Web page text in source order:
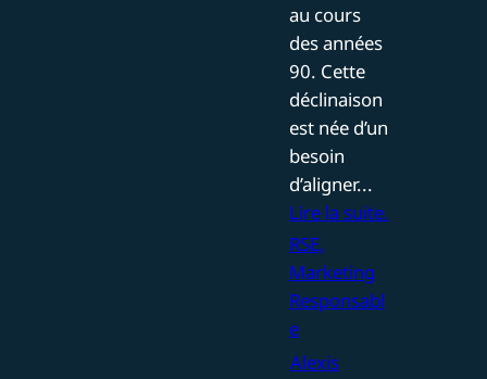
au cours
des années
90. Cette
déclinaison
est née d’un
besoin
d’aligner...
Lire la suite.
RSE,
Marketing
Responsabl
e
Alexis